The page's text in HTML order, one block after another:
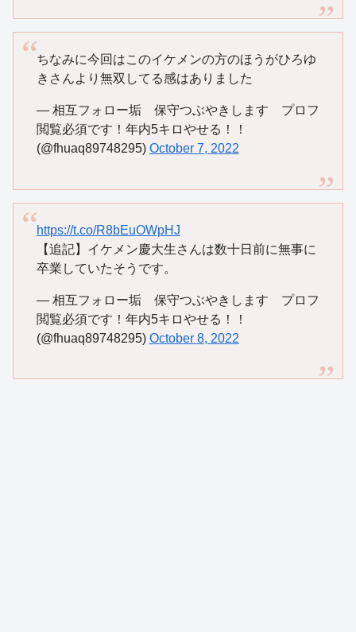
ちなみに今回はこのイケメンの方のほうがひろゆ
きさんより無双してる感はありました
— 相互フォロー垢 保守つぶやきします プロフ
閲覧必須です！年内5キロやせる！！
(@fhuaq89748295) October 7, 2022
https://t.co/R8bEuOWpHJ
【追記】イケメン慶大生さんは数十日前に無事に
卒業していたそうです。
— 相互フォロー垢 保守つぶやきします プロフ
閲覧必須です！年内5キロやせる！！
(@fhuaq89748295) October 8, 2022